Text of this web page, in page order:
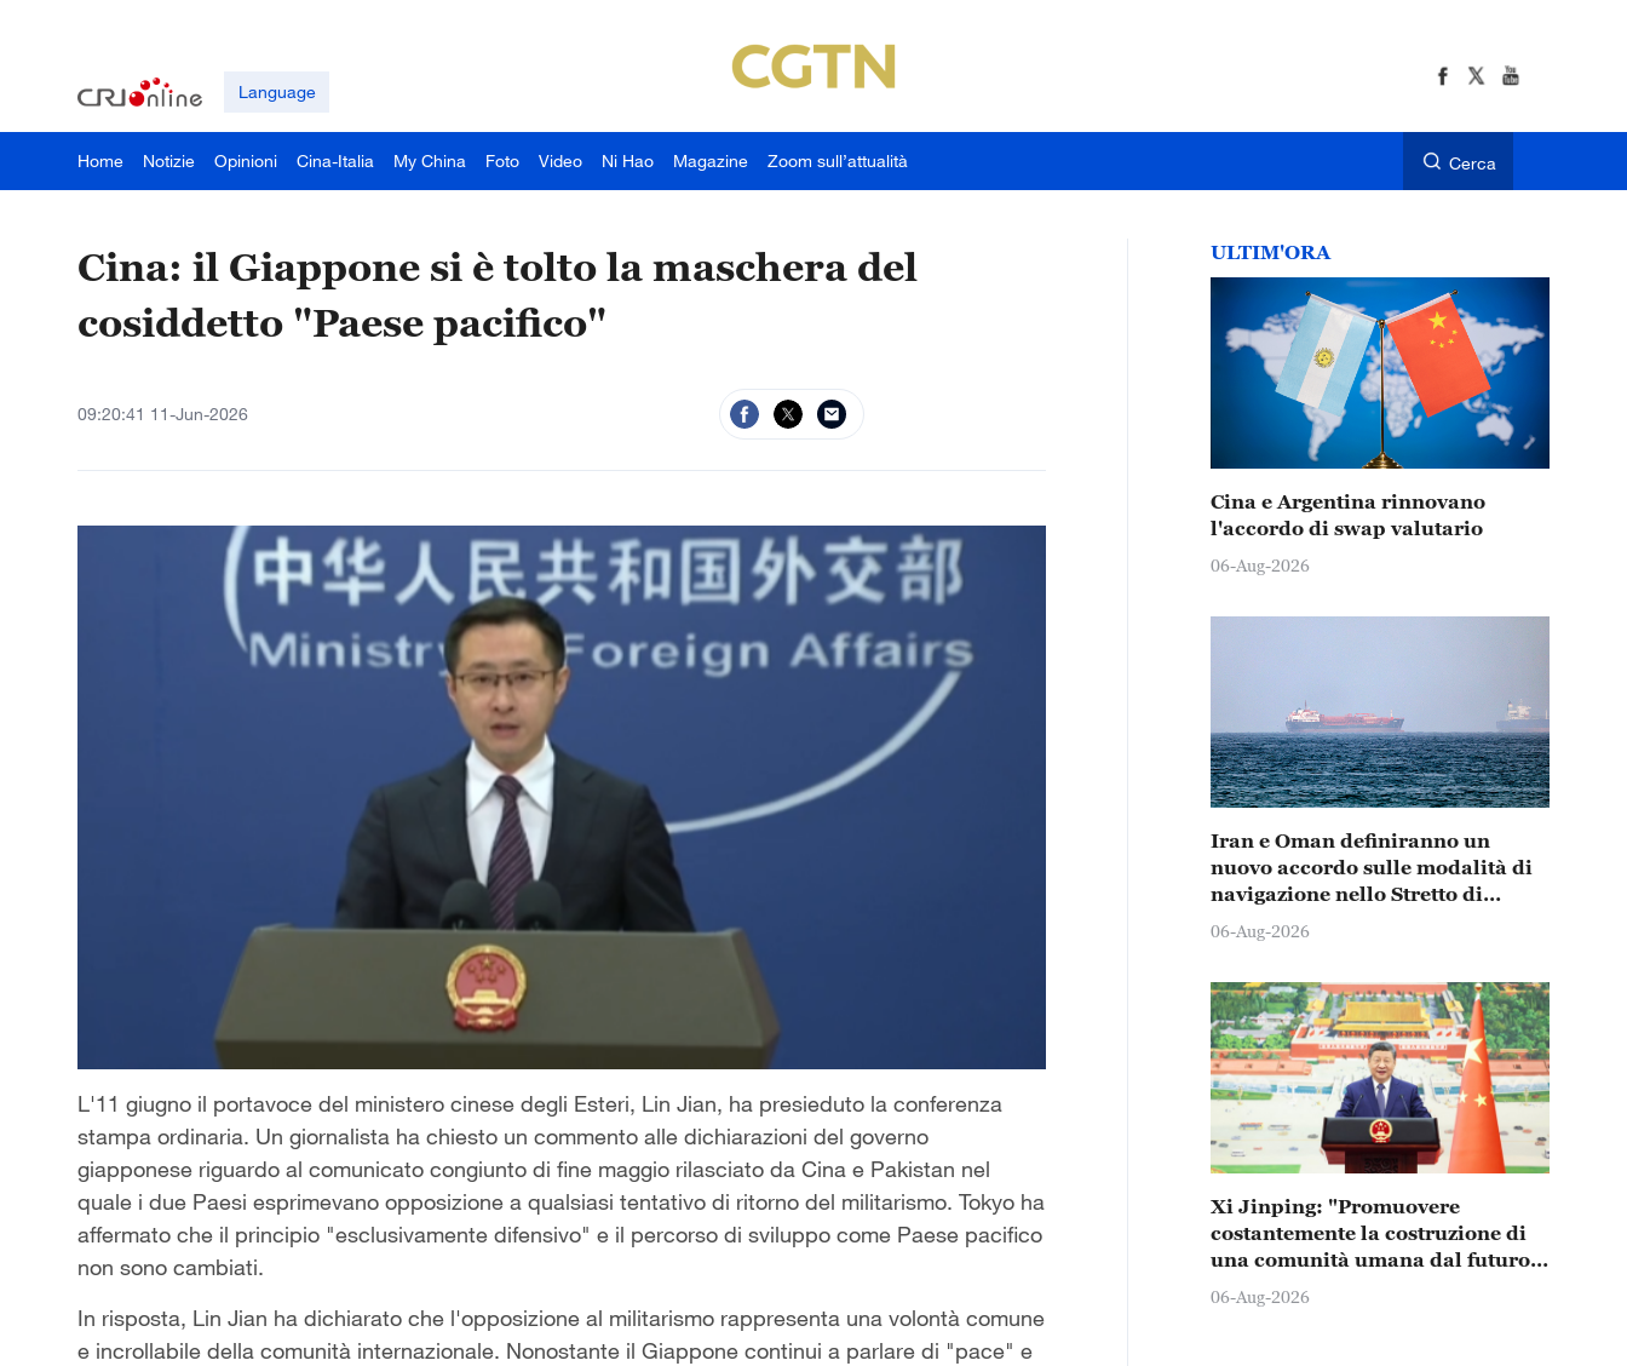
Language
Home Notizie Opinioni Cina-Italia My China Foto Video Ni Hao Magazine Zoom sull’attualità Cerca
Cina: il Giappone si è tolto la maschera del
cosiddetto "Paese pacifico"
09:20:41 11-Jun-2026
L'11 giugno il portavoce del ministero cinese degli Esteri, Lin Jian, ha presieduto la conferenza
stampa ordinaria. Un giornalista ha chiesto un commento alle dichiarazioni del governo
giapponese riguardo al comunicato congiunto di fine maggio rilasciato da Cina e Pakistan nel
quale i due Paesi esprimevano opposizione a qualsiasi tentativo di ritorno del militarismo. Tokyo ha
affermato che il principio "esclusivamente difensivo" e il percorso di sviluppo come Paese pacifico
non sono cambiati.
In risposta, Lin Jian ha dichiarato che l'opposizione al militarismo rappresenta una volontà comune
e incrollabile della comunità internazionale. Nonostante il Giappone continui a parlare di "pace" e
ULTIM'ORA
Cina e Argentina rinnovano
l'accordo di swap valutario
06-Aug-2026
Iran e Oman definiranno un
nuovo accordo sulle modalità di
navigazione nello Stretto di
Hormuz
06-Aug-2026
Xi Jinping: "Promuovere
costantemente la costruzione di
una comunità umana dal futuro
condiviso"
06-Aug-2026